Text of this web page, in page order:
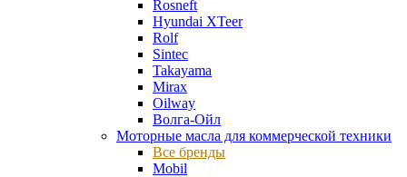
Rosneft
Hyundai XTeer
Rolf
Sintec
Takayama
Mirax
Oilway
Волга-Ойл
Моторные масла для коммерческой техники
Все бренды
Mobil